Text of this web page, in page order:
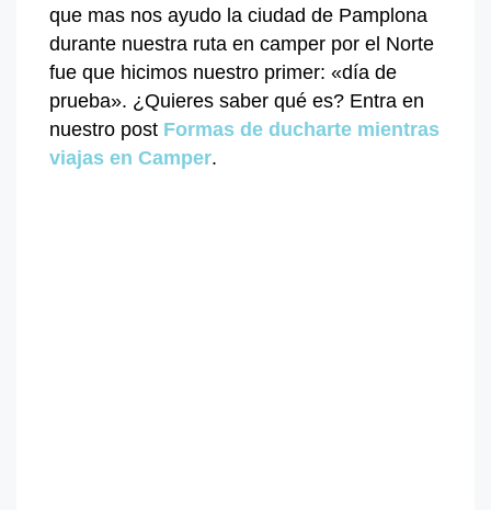
que mas nos ayudo la ciudad de Pamplona
durante nuestra ruta en camper por el Norte
fue que hicimos nuestro primer: «día de
prueba». ¿Quieres saber qué es? Entra en
nuestro post Formas de ducharte mientras
viajas en Camper.